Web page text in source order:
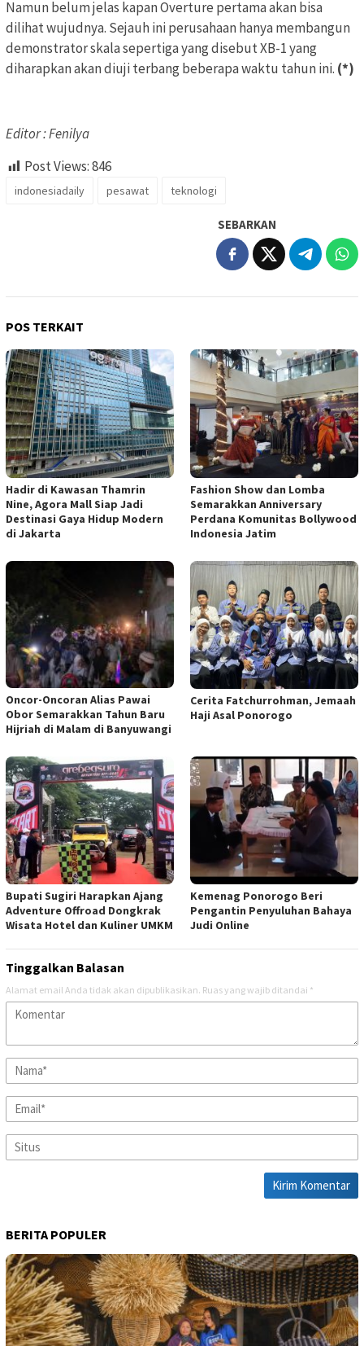
Namun belum jelas kapan Overture pertama akan bisa
dilihat wujudnya. Sejauh ini perusahaan hanya membangun
demonstrator skala sepertiga yang disebut XB-1 yang
diharapkan akan diuji terbang beberapa waktu tahun ini. (*)
Editor : Fenilya
Post Views:846
indonesiadaily pesawat teknologi
SEBARKAN
POS TERKAIT
Hadir di Kawasan Thamrin
Nine, Agora Mall Siap Jadi
Destinasi Gaya Hidup Modern
di Jakarta
Fashion Show dan Lomba
Semarakkan Anniversary
Perdana Komunitas Bollywood
Indonesia Jatim
Oncor-Oncoran Alias Pawai
Obor Semarakkan Tahun Baru
Hijriah di Malam di Banyuwangi
Cerita Fatchurrohman, Jemaah
Haji Asal Ponorogo
Bupati Sugiri Harapkan Ajang
Adventure Offroad Dongkrak
Wisata Hotel dan Kuliner UMKM
Kemenag Ponorogo Beri
Pengantin Penyuluhan Bahaya
Judi Online
Tinggalkan Balasan
Alamat email Anda tidak akan dipublikasikan. Ruas yang wajib ditandai *
BERITA POPULER